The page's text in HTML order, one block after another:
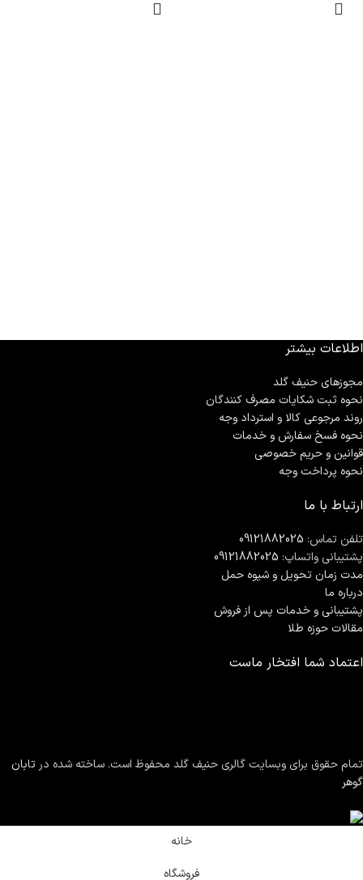
اطلاعات بیشتر
مجوزهای حنیف گلد
نحوه ثبت شكايات مصرف كنندگان
روند مرجوعی کالا و استرداد وجه
نحوه فسخ سفارش و خدمات
قوانین و حریم خصوصی
نحوه پرداخت وجه
ارتباط با ما
تلفن تماس: 09121882025
پشتیبانی واتساپ: 09121882025
مدت زمان تحويل و شیوه حمل
درباره ما
پشتیبانی و خدمات پس از فروش
مقالات حوزه طلا
اعتماد شما افتخار ماست
تمام حقوق برای وبسایت گالری حنیف گلد محفوظ است. ساخته شده در تابان
گوهر
خانه
فروشگاه